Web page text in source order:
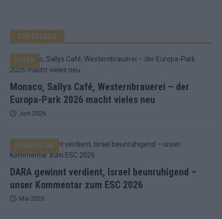
TOP STORIES
Monaco, Sallys Café, Westernbrauerei – der
Europa-Park 2026 macht vieles neu
EXTRA
Juni 2026
DARA gewinnt verdient, Israel beunruhigend –
unser Kommentar zum ESC 2026
KOMMENTAR
Mai 2026